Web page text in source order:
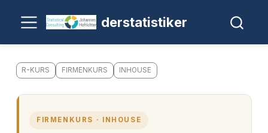
derstatistiker
R-KURS FIRMENKURS INHOUSE
FIRMENKURS · INHOUSE